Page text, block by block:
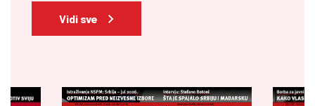
Vidi sve